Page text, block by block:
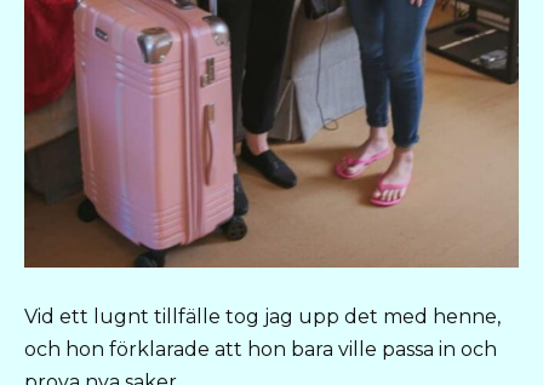
Vid ett lugnt tillfälle tog jag upp det med henne,
och hon förklarade att hon bara ville passa in och